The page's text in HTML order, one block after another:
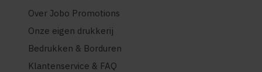
Over Jobo Promotions
Onze eigen drukkerij
Bedrukken & Borduren
Klantenservice & FAQ